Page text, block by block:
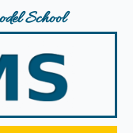
School